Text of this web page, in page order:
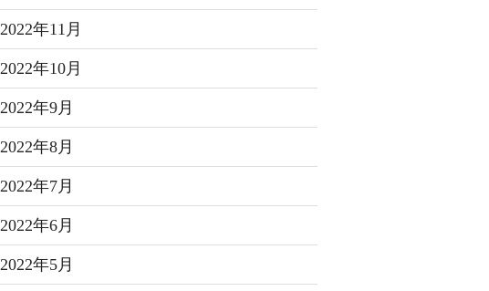
2022年11月
2022年10月
2022年9月
2022年8月
2022年7月
2022年6月
2022年5月